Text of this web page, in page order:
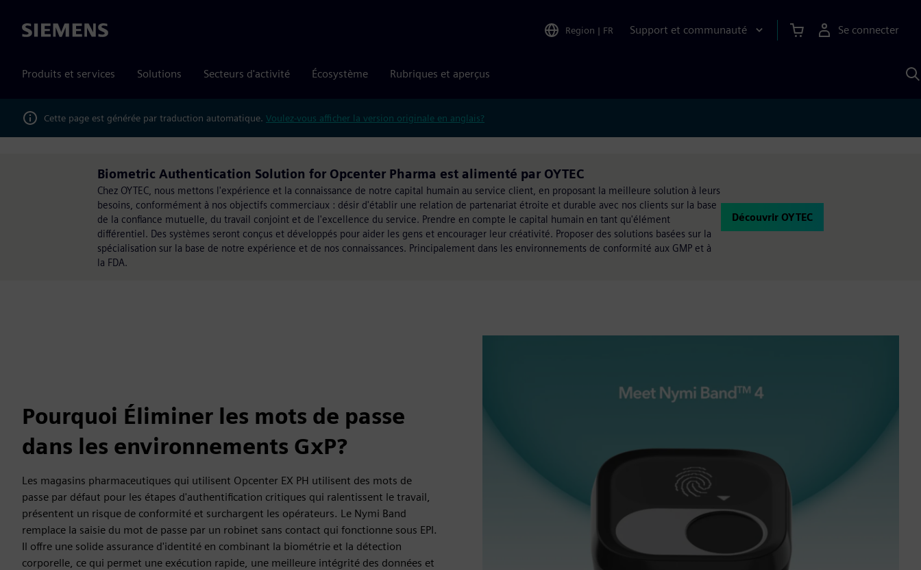
Siemens Region | FR Support et communauté Se connecter
Produits et services Solutions Secteurs d'activité Écosystème Rubriques et aperçus
Cette page est générée par traduction automatique. Voulez-vous afficher la version originale en anglais?
Biometric Authentication Solution for Opcenter Pharma est alimenté par OYTEC
Chez OYTEC, nous mettons l'expérience et la connaissance de notre capital humain au service client, en proposant la meilleure solution à leurs
besoins, conformément à nos objectifs commerciaux : désir d'établir une relation de partenariat étroite et durable avec nos clients sur la base
de la confiance mutuelle, du travail conjoint et de l'excellence du service. Prendre en compte le capital humain en tant qu'élément
différentiel. Des systèmes seront conçus et développés pour aider les gens et encourager leur créativité. Proposer des solutions basées sur la
spécialisation sur la base de notre expérience et de nos connaissances. Principalement dans les environnements de conformité aux GMP et à
la FDA.
Découvrir OYTEC
Pourquoi Éliminer les mots de passe
dans les environnements GxP?
Les magasins pharmaceutiques qui utilisent Opcenter EX PH utilisent des mots de
passe par défaut pour les étapes d'authentification critiques qui ralentissent le travail,
présentent un risque de conformité et surchargent les opérateurs. Le Nymi Band
remplace la saisie du mot de passe par un robinet sans contact qui fonctionne sous EPI.
Il offre une solide assurance d'identité en combinant la biométrie et la détection
corporelle, ce qui permet une exécution rapide, une meilleure intégrité des données et